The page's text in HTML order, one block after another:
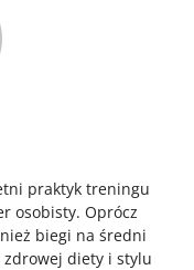
praktyk treningu
osobisty. Oprócz
biegi na średni
diety i stylu